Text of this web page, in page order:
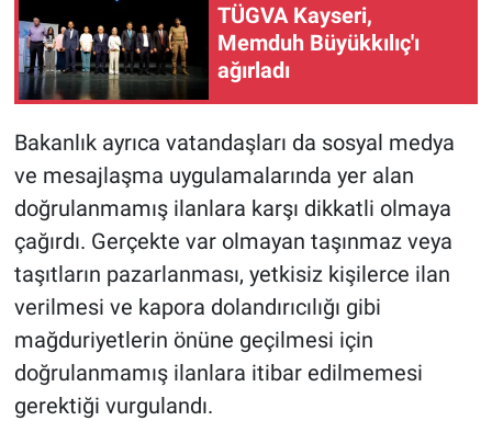
TÜGVA Kayseri,
Memduh Büyükkılıç'ı
ağırladı
Bakanlık ayrıca vatandaşları da sosyal medya
ve mesajlaşma uygulamalarında yer alan
doğrulanmamış ilanlara karşı dikkatli olmaya
çağırdı. Gerçekte var olmayan taşınmaz veya
taşıtların pazarlanması, yetkisiz kişilerce ilan
verilmesi ve kapora dolandırıcılığı gibi
mağduriyetlerin önüne geçilmesi için
doğrulanmamış ilanlara itibar edilmemesi
gerektiği vurgulandı.